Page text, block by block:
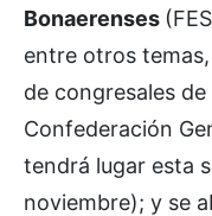
Bonaerenses
entre otros
de congresales
Confederación
tendrá lugar esta
noviembre); y se